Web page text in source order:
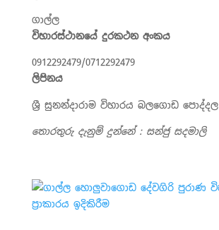
ගාල්ල
විහාරස්ථානයේ දුරකථන අංකය
0912292479/0712292479
ලිපිනය
ශ්‍රී සුනන්දාරාමවිහාරය බලගොඩපොද්දල
තොරතුරු දැනුම් දුන්නේ : සන්ජු සදමාලි